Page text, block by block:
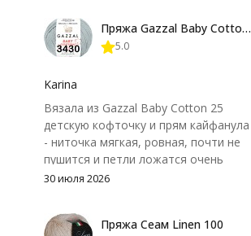
нюанс - пряжа немного скользит и
иногда расслаивается, пришлось
крючок поудобнее.
Пряжа Gazzal Baby Cotton 25
5.0
Karina
Вязала из Gazzal Baby Cotton 25
детскую кофточку и прям кайфанула
- ниточка мягкая, ровная, почти не
пушится и петли ложатся очень
аккуратно. После стирки полотно
потеряло, цвет тоже не стал
тусклее. Единственный нюанс -
30 июля 2026
Пряжа Сеам Linen 100